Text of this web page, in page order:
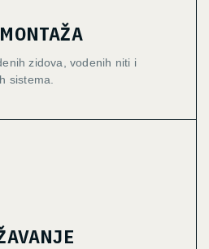
zidova, vodenih niti i
sistema.